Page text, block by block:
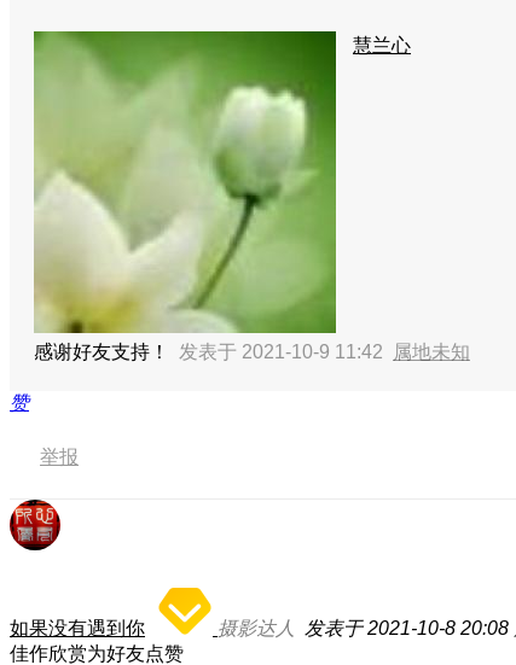
慧兰心
感谢好友支持！ 发表于 2021-10-9 11:42 属地未知
赞
举报
如果没有遇到你 摄影达人 发表于 2021-10-8 20:08
佳作欣赏为好友点赞